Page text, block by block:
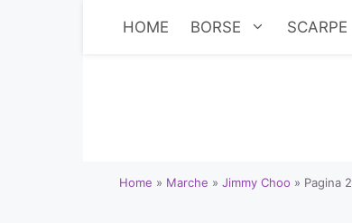
HOME BORSE SCARPE
Home » Marche » Jimmy Choo » Pagina 2